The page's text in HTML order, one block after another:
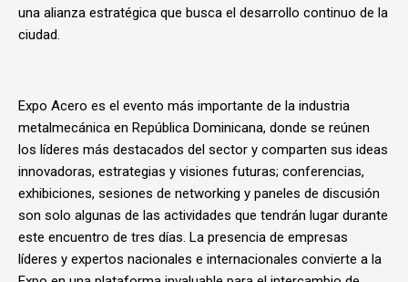
una alianza estratégica que busca el desarrollo continuo de la
ciudad.
Expo Acero es el evento más importante de la industria
metalmecánica en República Dominicana, donde se reúnen
los líderes más destacados del sector y comparten sus ideas
innovadoras, estrategias y visiones futuras; conferencias,
exhibiciones, sesiones de networking y paneles de discusión
son solo algunas de las actividades que tendrán lugar durante
este encuentro de tres días. La presencia de empresas
líderes y expertos nacionales e internacionales convierte a la